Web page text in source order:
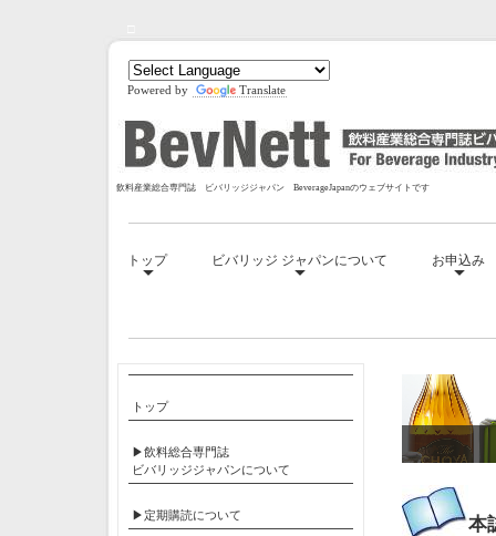
Powered by Translate
飲料産業総合専門誌 ビバリッジジャパン BeverageJapanのウェブサイトです
トップ ビバリッジ ジャパンについて お申込み
本
トップ
▶飲料総合専門誌
ビバリッジジャパンについて
▶定期購読について